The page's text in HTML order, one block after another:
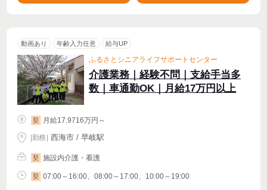
動画あり 年齢入力任意 給与UP
ふるさとシニアライフサポートセンター
介護業務｜経験不問｜支給手当多
数｜車通勤OK｜月給17万円以上
契 月給17.9716万円～
|勤務 西海市 / 早岐駅
契 施設内介護・看護
契 07:00～16:00、08:00～17:00、10:00～19:00